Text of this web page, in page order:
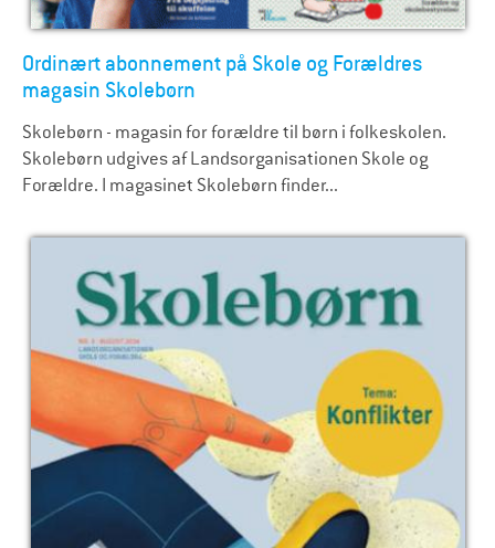
Ordinært abonnement på Skole og Forældres
magasin Skolebørn
Skolebørn - magasin for forældre til børn i folkeskolen.
Skolebørn udgives af Landsorganisationen Skole og
Forældre. I magasinet Skolebørn finder...